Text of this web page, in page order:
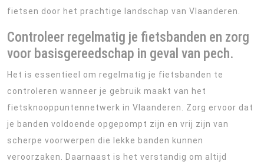
fietsen door het prachtige landschap van Vlaanderen.
Controleer regelmatig je fietsbanden en zorg
voor basisgereedschap in geval van pech.
Het is essentieel om regelmatig je fietsbanden te
controleren wanneer je gebruik maakt van het
fietsknooppuntennetwerk in Vlaanderen. Zorg ervoor dat
je banden voldoende opgepompt zijn en vrij zijn van
scherpe voorwerpen die lekke banden kunnen
veroorzaken. Daarnaast is het verstandig om altijd